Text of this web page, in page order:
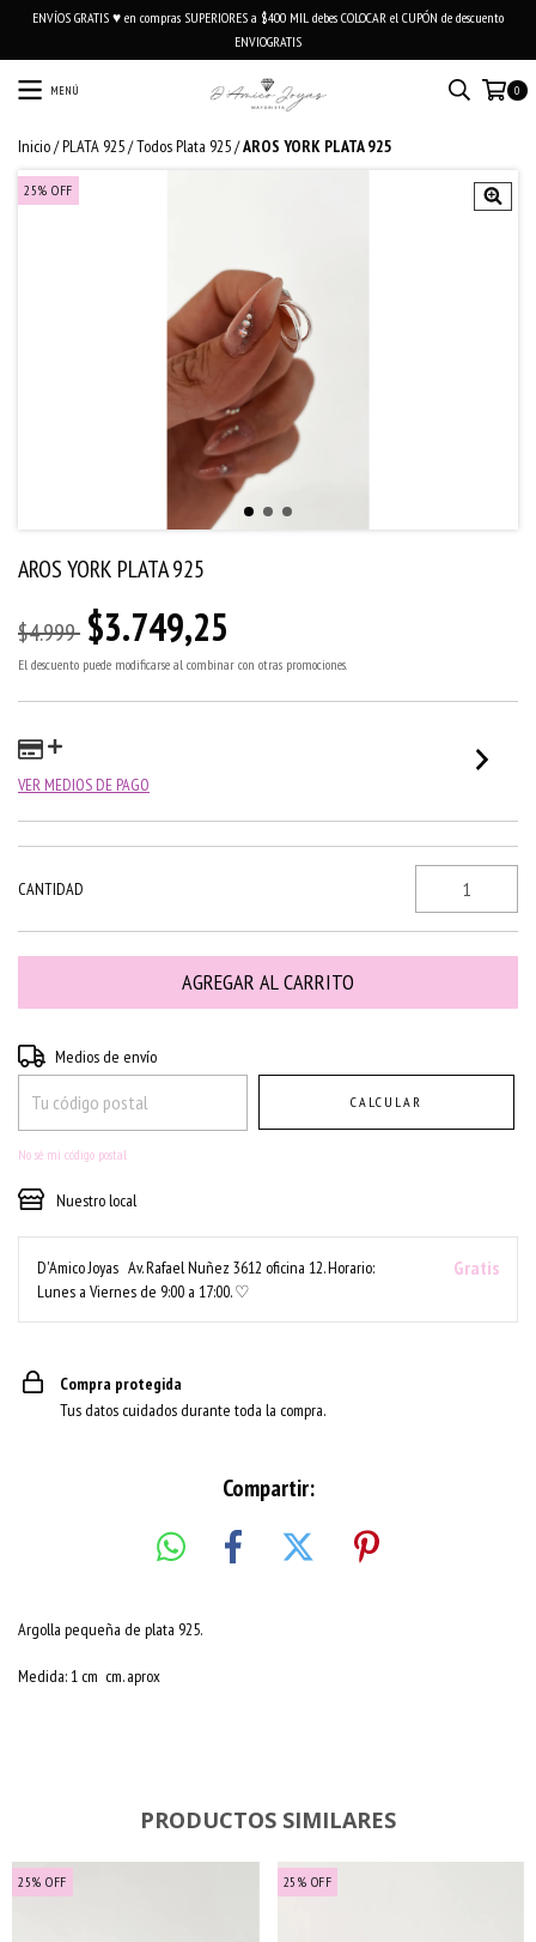
ENVÍOS GRATIS ♥ en compras SUPERIORES a $400 MIL debes COLOCAR el CUPÓN de descuento
ENVIOGRATIS
MENÚ 0
Inicio/PLATA 925/Todos Plata 925/AROS YORK PLATA 925
25% OFF
AROS YORK PLATA 925
$4.999 $3.749,25
El descuento puede modificarse al combinar con otras promociones.
VER MEDIOS DE PAGO
CANTIDAD
Entregas para el CP:
Medios de envío
CALCULAR
No sé mi código postal
Nuestro local
D'Amico Joyas Av. Rafael Nuñez 3612 oficina 12. Horario:
Lunes a Viernes de 9:00 a 17:00. ♡
Gratis
Compra protegida
Tus datos cuidados durante toda la compra.
Compartir:
Argolla pequeña de plata 925.
Medida: 1 cm cm. aprox
PRODUCTOS SIMILARES
25% OFF 25 % OFF